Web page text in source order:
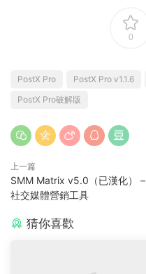
0
PostX Pro PostX Pro v1.1.6
PostX Pro破解版
上一篇
SMM Matrix v5.0（已漢化） –
社交媒體營銷工具
猜你喜歡